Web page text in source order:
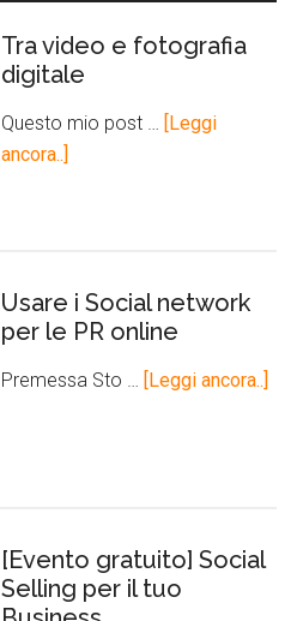
Tra video e fotografia
digitale
Questo mio post … [Leggi
ancora..]
Usare i Social network
per le PR online
Premessa Sto … [Leggi ancora..]
[Evento gratuito] Social
Selling per il tuo